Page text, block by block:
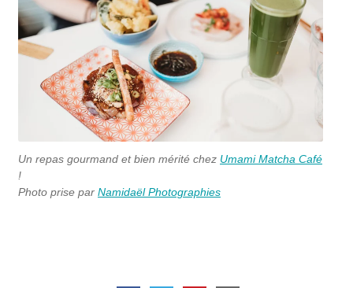
Un repas gourmand et bien mérité chez Umami Matcha Café
!
Photo prise par Namidaël Photographies